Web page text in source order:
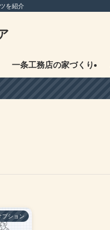
を紹介
一条工務店の家づくり
プション